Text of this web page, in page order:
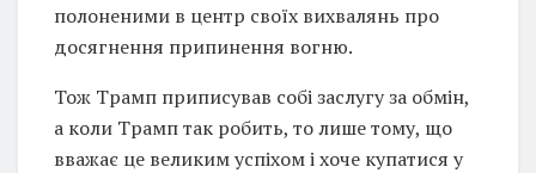
полоненими в центр своїх вихвалянь про
досягнення припинення вогню.
Тож Трамп приписував собі заслугу за обмін,
а коли Трамп так робить, то лише тому, що
вважає це великим успіхом і хоче купатися у